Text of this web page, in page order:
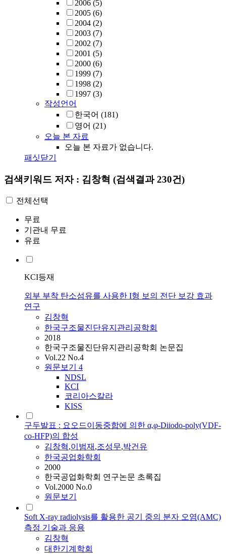
2006 (5)
2005 (6)
2004 (2)
2003 (7)
2002 (7)
2001 (5)
2000 (6)
1999 (7)
1998 (2)
1997 (3)
작성언어
한국어 (181)
영어 (21)
오늘 본 자료
오늘 본 자료가 없습니다.
패싯닫기
검색키워드 저자 : 김창혁 (검색결과 230건)
전체선택
무료
기관내 무료
유료
KCI등재
외부 부착 탄소섬유를 사용한 I형 보의 전단 보강 효과
연구
김창혁
한국구조물진단유지관리공학회
2018
한국구조물진단유지관리공학회 논문집
Vol.22 No.4
원문보기 4
NDSL
KCI
코리아스칼라
KISS
구두발표 : 요오드이동중합에 의한 α,φ-Diiodo-poly(VDF-
co-HFP)의 합성
김창혁,이범재 ,조성무,박건유
한국공업화학회
2000
한국공업화학회 연구논문 초록집
Vol.2000 No.0
원문보기
Soft X-ray radiolysis를 활용한 공기 중의 분자 오염(AMC)
측정 기술과 응용
김창혁
대한기계학회